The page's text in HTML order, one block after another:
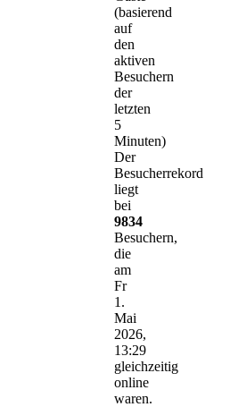
(basierend
auf
den
aktiven
Besuchern
der
letzten
5
Minuten)
Der
Besucherrekord
liegt
bei
9834
Besuchern,
die
am
Fr
1.
Mai
2026,
13:29
gleichzeitig
online
waren.